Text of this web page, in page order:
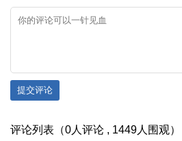
提交评论
评论列表（0人评论 , 1449人围观）